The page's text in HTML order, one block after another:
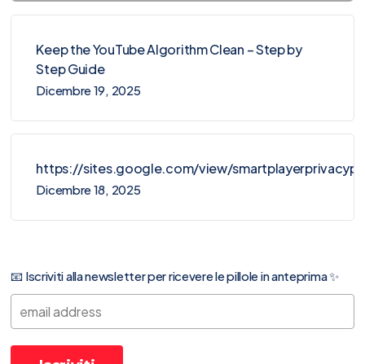
Keep the YouTube Algorithm Clean – Step by
Step Guide
Dicembre 19, 2025
https://sites.google.com/view/
Dicembre 18, 2025
📧 Iscriviti alla newsletter per ricevere le pillole in anteprima ✨